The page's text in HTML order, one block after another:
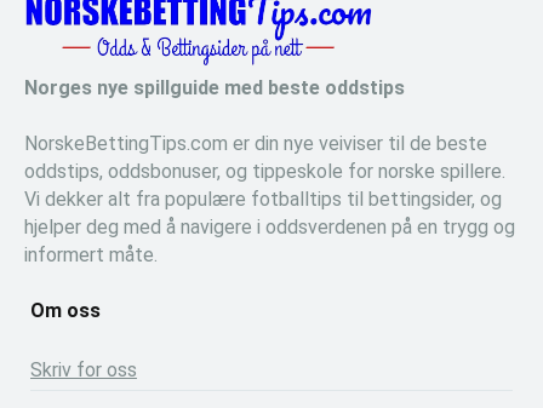
Norges nye spillguide med beste oddstips
NorskeBettingTips.com er din nye veiviser til de beste
oddstips, oddsbonuser, og tippeskole for norske spillere.
Vi dekker alt fra populære fotballtips til bettingsider, og
hjelper deg med å navigere i oddsverdenen på en trygg og
informert måte.
Om oss
Skriv for oss